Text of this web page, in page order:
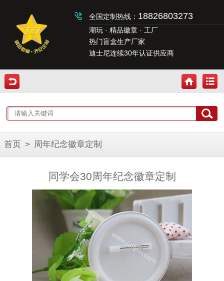
全国定制热线： 18826803273
潮玩 · 精品徽章 · 工厂
热门盲盒生产厂家
迪士尼连续30年认证供应商
首页 > 周年纪念徽章定制
同学会30周年纪念徽章定制